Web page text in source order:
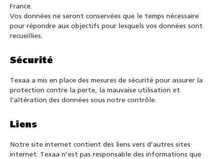
France.
Vos données ne seront conservées que le temps nécessaire
pour répondre aux objectifs pour lesquels vos données sont
recueillies.
Sécurité
Texaa a mis en place des mesures de sécurité pour assurer la
protection contre la perte, la mauvaise utilisation et
l’altération des données sous notre contrôle.
Liens
Notre site internet contient des liens vers d’autres sites
internet. Texaa n’est pas responsable des informations que